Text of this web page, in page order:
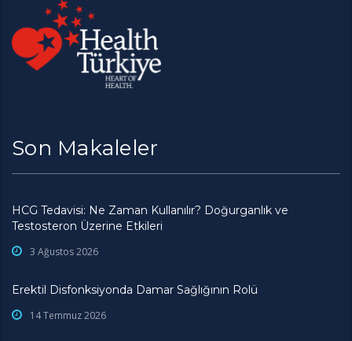
Son Makaleler
HCG Tedavisi: Ne Zaman Kullanılır? Doğurganlık ve
Testosteron Üzerine Etkileri
3 Ağustos 2026
Erektil Disfonksiyonda Damar Sağlığının Rolü
14 Temmuz 2026